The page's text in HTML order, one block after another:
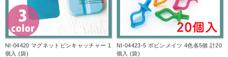
NI-04420 マグネットピンキャッチャー 1
個入 (袋)
NI-04423-5 ボビンメイツ 4色各5個 計20
個入 (袋)